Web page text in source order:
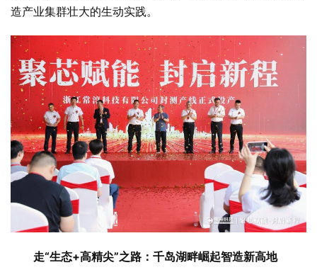
造产业集群壮大的生动实践。
走“生态+高精尖”之路：千岛湖畔崛起智造新高地